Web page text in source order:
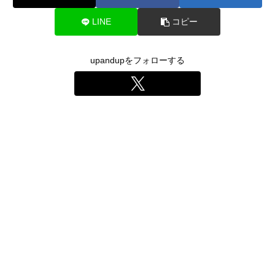
LINE コピー
upandupをフォローする